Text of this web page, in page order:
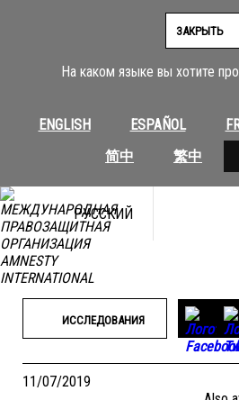
На каком языке вы хотите
ENGLISH ESPAÑOL
简中
繁中
ЗАКРЫТЬ
РУССКИЙ
ИССЛЕДОВАНИЯ
11/07/2019